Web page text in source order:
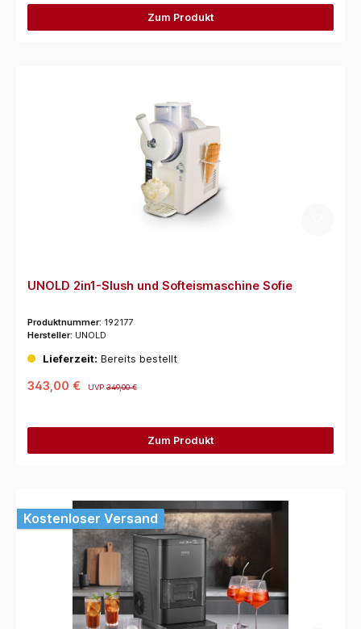
Zum Produkt
UNOLD 2in1-Slush und Softeismaschine Sofie
Produktnummer: 192177
Hersteller: UNOLD
Lieferzeit: Bereits bestellt
343,00 € UVP349,00 €
Zum Produkt
Kostenloser Versand